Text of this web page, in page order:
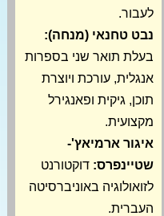
לעבור.
נבט טחנאי (מנחה):
בעלת תואר שני בספרות
אנגלית, עורכת ויוצרת
תוכן, גיקית ופאנגירל
מקצועית.
איגור ארמיאץ'-
שטיינפרס: דוקטורנט
לזואולוגיה באוניברסיטה
העברית.